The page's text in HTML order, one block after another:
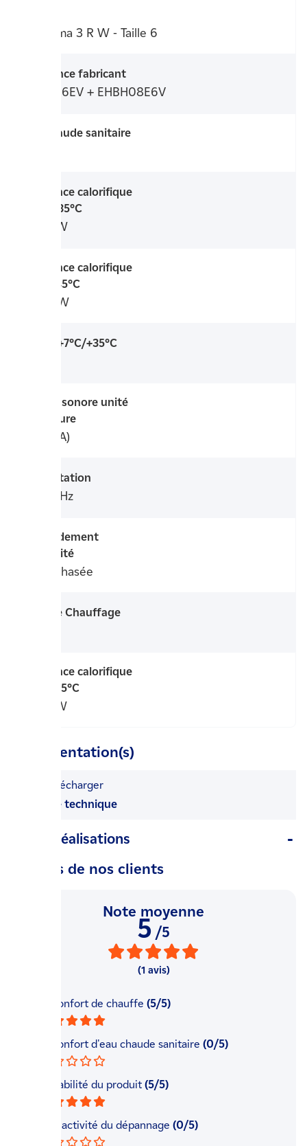
Altherma 3 R W - Taille 6
Référence fabricant
ERGA06EV + EHBH08E6V
Eau chaude sanitaire
Puissance calorifique
+7°C/+35°C
6,01 kW
Puissance calorifique
-7°C/+45°C
6,26 kW
COP à +7°C/+35°C
Niveau sonore unité
extérieure
38 dB(A)
Alimentation
230 V/Hz
Raccordement
électricité
Monophasée
Marque Chauffage
Puissance calorifique
-7°C/+55°C
4,91 kW
Documentation(s)
Télécharger
la fiche technique
Avis / Réalisations
Les avis de nos clients
Note moyenne
5 /5
(1 avis)
Le confort de chauffe (5/5)
Le confort d'eau chaude sanitaire (0/5)
La fiabilité du produit (5/5)
La réactivité du dépannage (0/5)